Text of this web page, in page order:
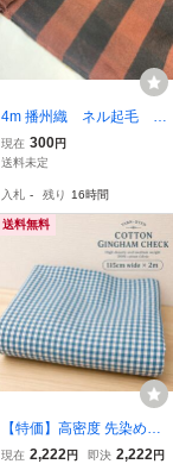
4m 播州織 ネル起毛 先
染め チェック 生地
現在 300円
送料未定
入札 - 残り 16時間
送料無料
【特価】高密度 先染め木
綿ギンガムチェック生地
現在 2,222円 即決 2,222円